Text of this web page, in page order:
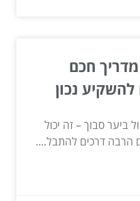
חכם
נכון
ביער סבוך – זה יכול
הרבה דרכים להתבל....